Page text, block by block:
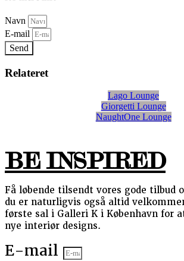
Navn
E-mail
Send
Relateret
Lago Lounge
Giorgetti Lounge
NaughtOne Lounge
BE INSPIRED
Få løbende tilsendt vores gode tilbud
du er naturligvis også altid
første sal i Galleri K i København for
nye interiør designs.
E-mail